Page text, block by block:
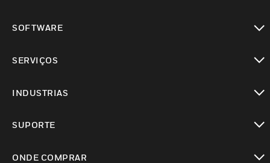
SOFTWARE
SERVIÇOS
INDUSTRIAS
SUPORTE
ONDE COMPRAR